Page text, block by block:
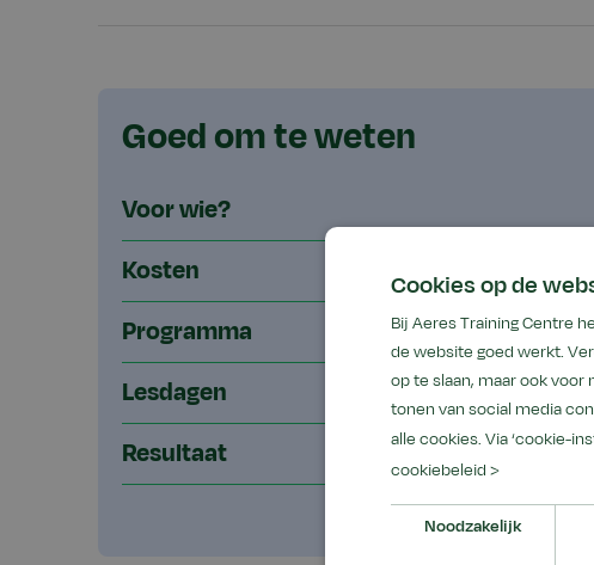
Goed om te weten
Voor wie?
Kosten
Programma
Lesdagen
Resultaat
Cookies op de
Bij Aeres Training Centre
de website goed werkt.
op te slaan, maar ook
tonen van social media
alle cookies. Via ‘cookie-
cookiebeleid >
Noodzakelijk